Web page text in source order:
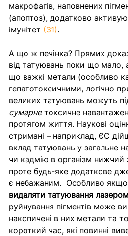
макрофагів, наповнених
(апоптоз), додатково
імунітет (31).
А що ж печінка? Прямих
від татуювань поки що мало,
що важкі метали (особливо
гепатотоксичними, логічно
великих татуювань можуть
сумарне токсичне
протягом життя. Наукові
стримані – наприклад, ЄС
вклад татуювань у загальне
чи кадмію в організм
проте будь-яке додаткове
є небажаним.  Особливо
видаляти татуювання лазером
руйнування пігментів може
накопичені в них метали та
короткий час, які повинні